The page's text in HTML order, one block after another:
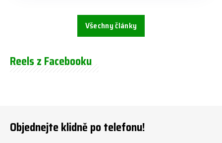
Všechny články
Reels z Facebooku
Objednejte klidně po telefonu!